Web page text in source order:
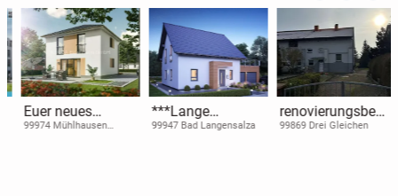
Euer neues
Zuhause in
99974 Mühlhausen
***Lange
Lieferzeiten?
99947 Bad Langensalza
renovierungsbedü
rftige Massive
99869 Drei Gleichen